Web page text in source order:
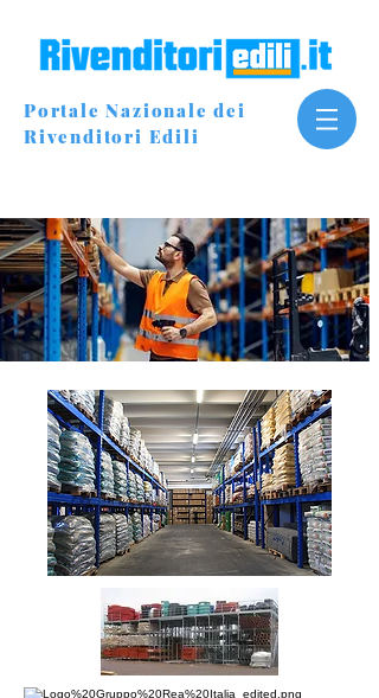
Portale Nazionale dei
Rivenditori Edili